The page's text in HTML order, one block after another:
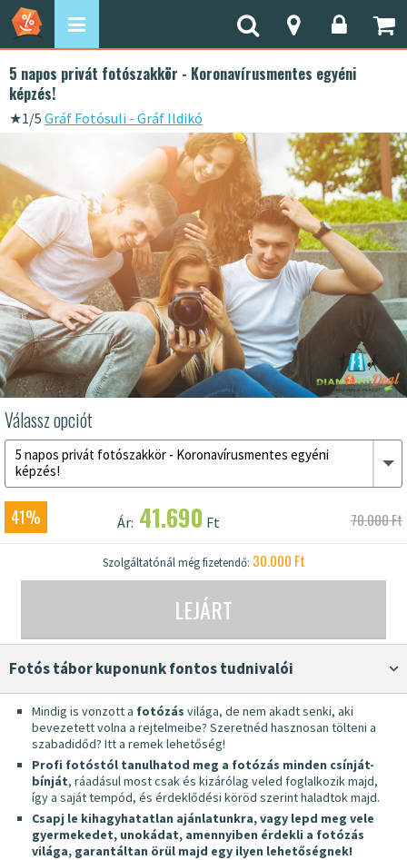
5 napos privát fotószakkör - Koronavírusmentes egyéni
képzés!
★1/5 Gráf Fotósuli - Gráf Ildikó
Válassz opciót
5 napos privát fotószakkör - Koronavírusmentes egyéni
képzés!
41% Ár: 41.690 Ft 70.000 Ft
Szolgáltatónál még fizetendő: 30.000 Ft
LEJÁRT
fotós tábor kuponunk fontos tudnivalói
Mindig is vonzott a fotózás világa, de nem akadt senki, aki
bevezetett volna a rejtelmeibe? Szeretnéd hasznosan tölteni a
szabadidőd? Itt a remek lehetőség!
Profi fotóstól tanulhatod meg a fotózás minden csínját-
bínját, ráadásul most csak és kizárólag veled foglalkozik majd,
így a saját tempód, és érdeklődési köröd szerint haladtok majd.
Csapj le kihagyhatatlan ajánlatunkra, vagy lepd meg vele
gyermekedet, unokádat, amennyiben érdekli a fotózás
világa, garantáltan örül majd egy ilyen lehetőségnek!